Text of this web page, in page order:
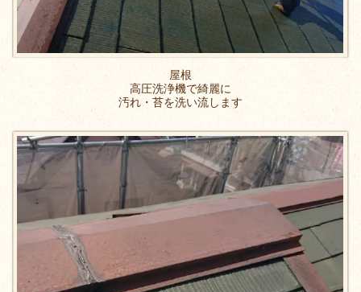
屋根
高圧洗浄機で綺麗に
汚れ・苔を洗い流します